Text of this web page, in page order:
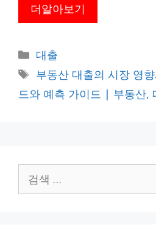
더알아보기
카
테
고
리
대출
태
그
부동산 대출의 시장 영
드와 예측 가이드 | 부동산,
색: